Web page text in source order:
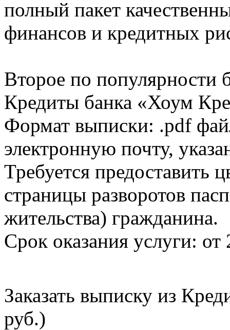
полный пакет
финансов и кредитных
Второе по популярности
Кредиты банка «Хоум
Формат выписки: .pdf
электронную почту,
Требуется предоставить
страницы разворотов
жительства) гражданина.
Срок оказания услуги: от
Заказать выписку из
руб.)